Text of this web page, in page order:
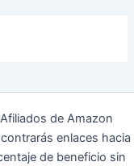
de Amazon
enlaces hacia
de beneficio sin